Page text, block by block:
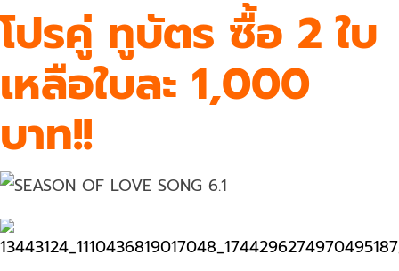
โปรคู่ ทูบัตร ซื้อ 2 ใบ
เหลือใบละ 1,000
บาท!!